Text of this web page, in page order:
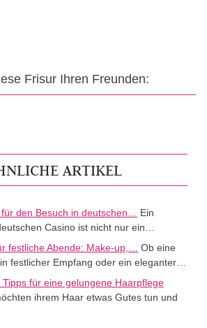
Frisur Ihren Freunden:
ARTIKEL
den Besuch in deutschen…
Ein
Casino ist nicht nur ein…
festliche Abende: Make-up,…
Ob eine
festlicher Empfang oder ein eleganter…
für eine gelungene Haarpflege
ihrem Haar etwas Gutes tun und